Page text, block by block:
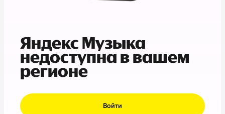
Яндекс Музыка
недоступна в вашем
регионе
Войти